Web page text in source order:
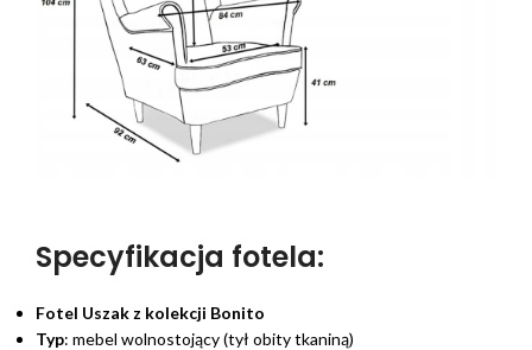
Specyfikacja fotela:
Fotel Uszak z kolekcji Bonito
Typ: mebel wolnostojący (tył obity tkaniną)